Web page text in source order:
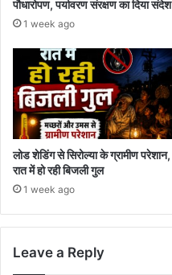
पौधारोपण, पर्यावरण संरक्षण का दिया संदेश
1 week ago
लोड शेडिंग से सिरोल्या के ग्रामीण परेशान,
रात में हो रही बिजली गुल
1 week ago
Leave a Reply